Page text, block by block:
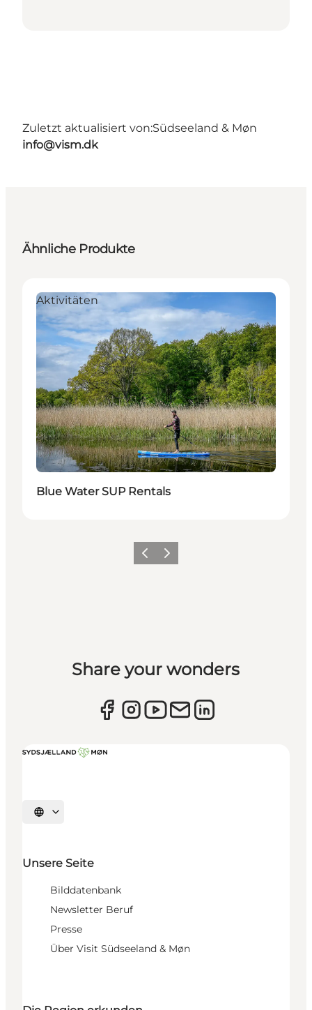
Zuletzt aktualisiert von:Südseeland & Møn
info@vism.dk
Ähnliche Produkte
Aktivitäten
Blue Water SUP Rentals
ZurückWeiter
Share your wonders
Sprache auswählen
Unsere Seite
Bilddatenbank
Newsletter Beruf
Presse
Über Visit Südseeland & Møn